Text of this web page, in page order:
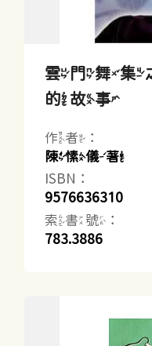
雲門舞集
的故事
作者：
陳愫儀著
ISBN：
9576636310
索書號：
783.3886